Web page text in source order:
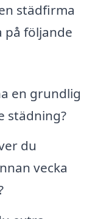
städfirma
på följande
en grundlig
städning?
du
vecka